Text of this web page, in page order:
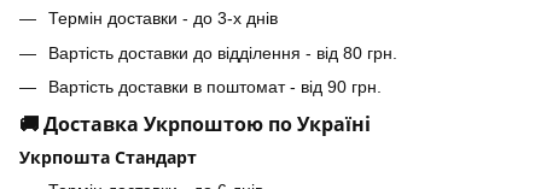
Термін доставки - до 3-х днів
Вартість доставки до відділення - від 80 грн.
Вартість доставки в поштомат - від 90 грн.
🚚 Доставка Укрпоштою по Україні
Укрпошта Стандарт